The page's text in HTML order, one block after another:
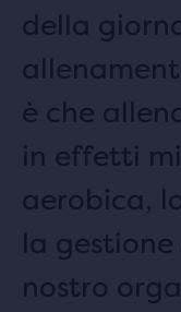
della
è che
in effetti
aerobica,
la gestione
nostro